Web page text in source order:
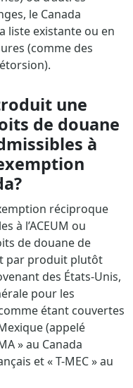
le Canada
liste existante ou en
(comme des
une
de douane
à
réciproque
à l’ACEUM ou
de douane de
par produit plutôt
des États-Unis,
pour les
étant couvertes
(appelé
» au Canada
et « T-MEC » au